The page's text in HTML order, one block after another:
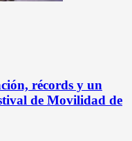
récords y un
de Movilidad de